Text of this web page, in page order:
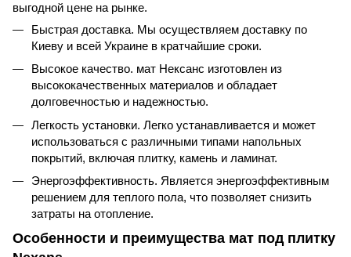
выгодной цене на рынке.
Быстрая доставка. Мы осуществляем доставку по
Киеву и всей Украине в кратчайшие сроки.
Высокое качество. мат Нексанс изготовлен из
высококачественных материалов и обладает
долговечностью и надежностью.
Легкость установки. Легко устанавливается и может
использоваться с различными типами напольных
покрытий, включая плитку, камень и ламинат.
Энергоэффективность. Является энергоэффективным
решением для теплого пола, что позволяет снизить
затраты на отопление.
Особенности и преимущества мат под плитку